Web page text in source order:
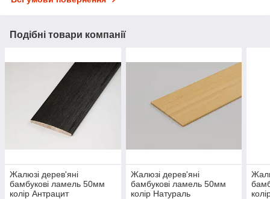
Подібні товари компанії
Жалюзі дерев'яні
бамбукові ламель 50мм
колір Антрацит
Жалюзі дерев'яні
бамбукові ламель 50мм
колір Натураль